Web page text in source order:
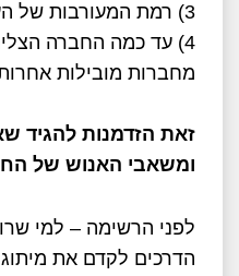
3) רמת המעורבות של העובדים בלינקדאין
4) עד כמה החברה
מחברות מובילות
זאת הזדמנות להגיד
ומשאבי האנוש של
לפני הרשימה – למי
הדרכים לקדם את